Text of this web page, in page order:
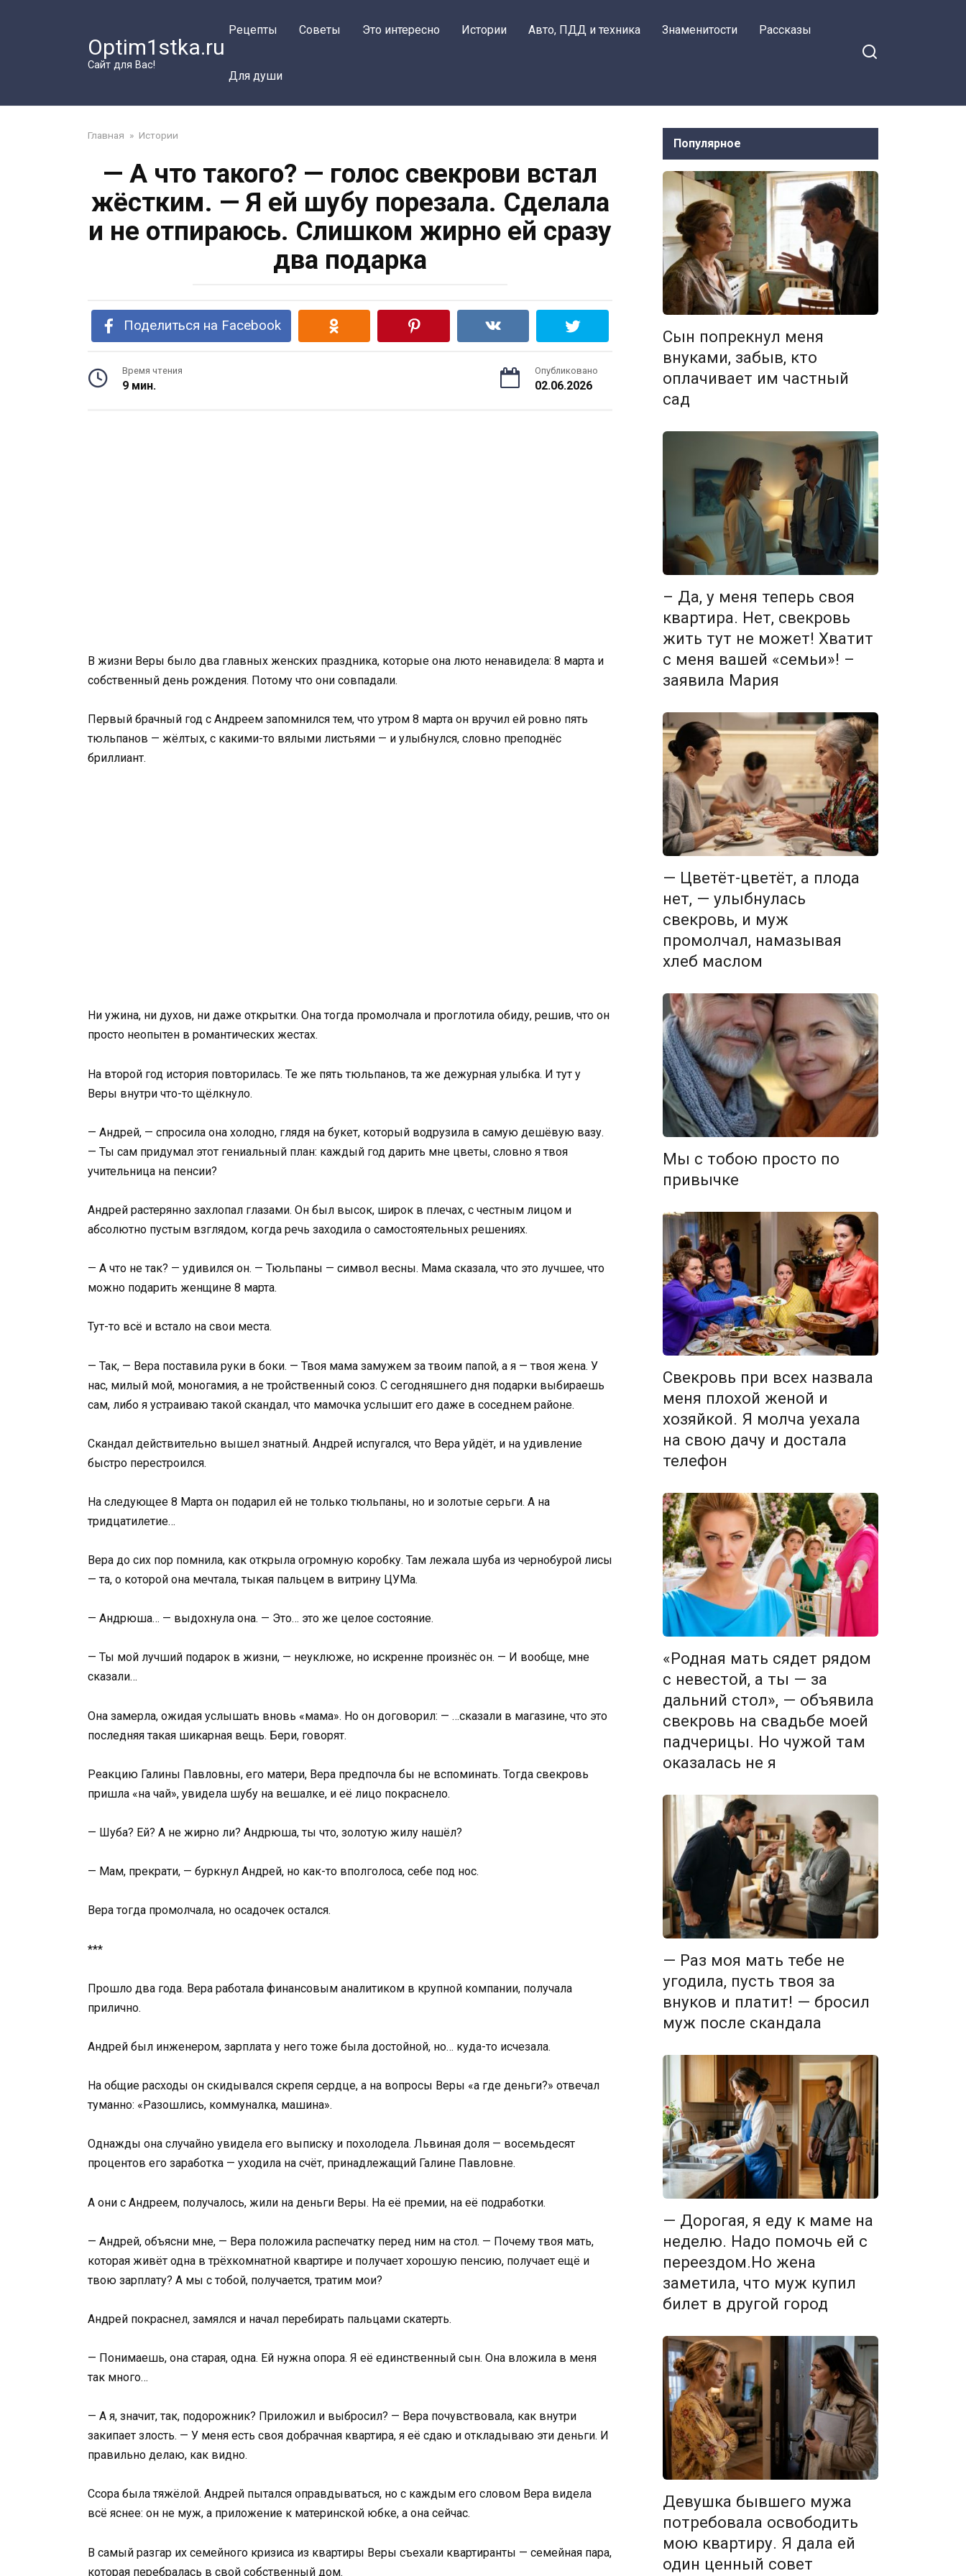
Optim1stka.ru
Сайт для Вас!
Рецепты Советы Это интересно Истории Авто, ПДД и техника Знаменитости Рассказы
Для души
Главная » Истории
— А что такого? — голос свекрови встал
жёстким. — Я ей шубу порезала. Сделала
и не отпираюсь. Слишком жирно ей сразу
два подарка
Поделиться на Facebook
Время чтения
9 мин.
Опубликовано
02.06.2026
В жизни Веры было два главных женских праздника, которые она люто ненавидела: 8 марта и
собственный день рождения. Потому что они совпадали.
Первый брачный год с Андреем запомнился тем, что утром 8 марта он вручил ей ровно пять
тюльпанов — жёлтых, с какими-то вялыми листьями — и улыбнулся, словно преподнёс
бриллиант.
Ни ужина, ни духов, ни даже открытки. Она тогда промолчала и проглотила обиду, решив, что он
просто неопытен в романтических жестах.
На второй год история повторилась. Те же пять тюльпанов, та же дежурная улыбка. И тут у
Веры внутри что-то щёлкнуло.
— Андрей, — спросила она холодно, глядя на букет, который водрузила в самую дешёвую вазу.
— Ты сам придумал этот гениальный план: каждый год дарить мне цветы, словно я твоя
учительница на пенсии?
Андрей растерянно захлопал глазами. Он был высок, широк в плечах, с честным лицом и
абсолютно пустым взглядом, когда речь заходила о самостоятельных решениях.
— А что не так? — удивился он. — Тюльпаны — символ весны. Мама сказала, что это лучшее, что
можно подарить женщине 8 марта.
Тут-то всё и встало на свои места.
— Так, — Вера поставила руки в боки. — Твоя мама замужем за твоим папой, а я — твоя жена. У
нас, милый мой, моногамия, а не тройственный союз. С сегодняшнего дня подарки выбираешь
сам, либо я устраиваю такой скандал, что мамочка услышит его даже в соседнем районе.
Скандал действительно вышел знатный. Андрей испугался, что Вера уйдёт, и на удивление
быстро перестроился.
На следующее 8 Марта он подарил ей не только тюльпаны, но и золотые серьги. А на
тридцатилетие…
Вера до сих пор помнила, как открыла огромную коробку. Там лежала шуба из чернобурой лисы
— та, о которой она мечтала, тыкая пальцем в витрину ЦУМа.
— Андрюша… — выдохнула она. — Это… это же целое состояние.
— Ты мой лучший подарок в жизни, — неуклюже, но искренне произнёс он. — И вообще, мне
сказали…
Она замерла, ожидая услышать вновь «мама». Но он договорил: — …сказали в магазине, что это
последняя такая шикарная вещь. Бери, говорят.
Реакцию Галины Павловны, его матери, Вера предпочла бы не вспоминать. Тогда свекровь
пришла «на чай», увидела шубу на вешалке, и её лицо покраснело.
— Шуба? Ей? А не жирно ли? Андрюша, ты что, золотую жилу нашёл?
— Мам, прекрати, — буркнул Андрей, но как-то вполголоса, себе под нос.
Вера тогда промолчала, но осадочек остался.
***
Прошло два года. Вера работала финансовым аналитиком в крупной компании, получала
прилично.
Андрей был инженером, зарплата у него тоже была достойной, но… куда-то исчезала.
На общие расходы он скидывался скрепя сердце, а на вопросы Веры «а где деньги?» отвечал
туманно: «Разошлись, коммуналка, машина».
Однажды она случайно увидела его выписку и похолодела. Львиная доля — восемьдесят
процентов его заработка — уходила на счёт, принадлежащий Галине Павловне.
А они с Андреем, получалось, жили на деньги Веры. На её премии, на её подработки.
— Андрей, объясни мне, — Вера положила распечатку перед ним на стол. — Почему твоя мать,
которая живёт одна в трёхкомнатной квартире и получает хорошую пенсию, получает ещё и
твою зарплату? А мы с тобой, получается, тратим мои?
Андрей покраснел, замялся и начал перебирать пальцами скатерть.
— Понимаешь, она старая, одна. Ей нужна опора. Я её единственный сын. Она вложила в меня
так много…
— А я, значит, так, подорожник? Приложил и выбросил? — Вера почувствовала, как внутри
закипает злость. — У меня есть своя добрачная квартира, я её сдаю и откладываю эти деньги. И
правильно делаю, как видно.
Ссора была тяжёлой. Андрей пытался оправдываться, но с каждым его словом Вера видела
всё яснее: он не муж, а приложение к материнской юбке, а она сейчас.
В самый разгар их семейного кризиса из квартиры Веры съехали квартиранты — семейная пара,
которая перебралась в свой собственный дом.
Популярное
Сын попрекнул меня
внуками, забыв, кто
оплачивает им частный
сад
– Да, у меня теперь своя
квартира. Нет, свекровь
жить тут не может! Хватит
с меня вашей «семьи»! –
заявила Мария
— Цветёт-цветёт, а плода
нет, — улыбнулась
свекровь, и муж
промолчал, намазывая
хлеб маслом
Мы с тобою просто по
привычке
Свекровь при всех назвала
меня плохой женой и
хозяйкой. Я молча уехала
на свою дачу и достала
телефон
«Родная мать сядет рядом
с невестой, а ты — за
дальний стол», — объявила
свекровь на свадьбе моей
падчерицы. Но чужой там
оказалась не я
— Раз моя мать тебе не
угодила, пусть твоя за
внуков и платит! — бросил
муж после скандала
— Дорогая, я еду к маме на
неделю. Надо помочь ей с
переездом.Но жена
заметила, что муж купил
билет в другой город
Девушка бывшего мужа
потребовала освободить
мою квартиру. Я дала ей
один ценный совет